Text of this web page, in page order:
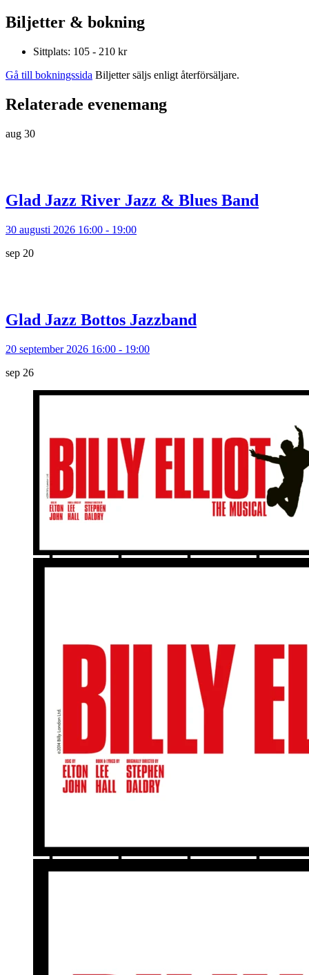
Biljetter & bokning
Sittplats: 105 - 210 kr
Gå till bokningssida Biljetter säljs enligt återförsäljare.
Relaterade evenemang
aug 30
Glad Jazz River Jazz & Blues Band
30 augusti 2026 16:00 - 19:00
sep 20
Glad Jazz Bottos Jazzband
20 september 2026 16:00 - 19:00
sep 26